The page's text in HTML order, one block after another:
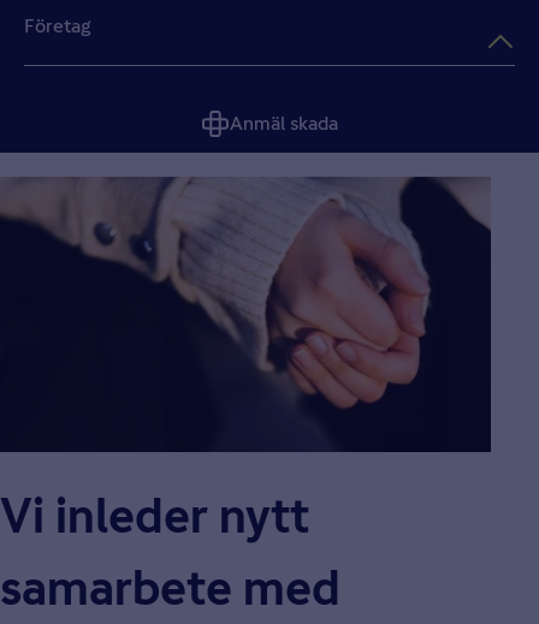
Företag
Anmäl skada
Vi inleder nytt
samarbete med